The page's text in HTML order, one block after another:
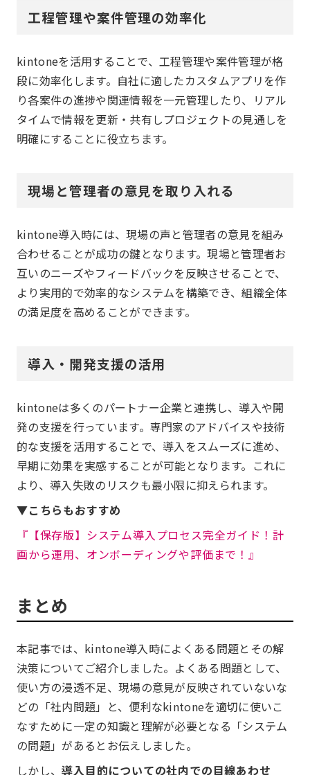
工程管理や案件管理の効率化
kintoneを活用することで、工程管理や案件管理が格
段に効率化します。自社に適したカスタムアプリを作
り各案件の進捗や関連情報を一元管理したり、リアル
タイムで情報を更新・共有しプロジェクトの見通しを
明確にすることに役立ちます。
現場と管理者の意見を取り入れる
kintone導入時には、現場の声と管理者の意見を組み
合わせることが成功の鍵となります。現場と管理者お
互いのニーズやフィードバックを反映させることで、
より実用的で効率的なシステムを構築でき、組織全体
の満足度を高めることができます。
導入・開発支援の活用
kintoneは多くのパートナー企業と連携し、導入や開
発の支援を行っています。専門家のアドバイスや技術
的な支援を活用することで、導入をスムーズに進め、
早期に効果を実感することが可能となります。これに
より、導入失敗のリスクも最小限に抑えられます。
▼こちらもおすすめ
『【保存版】システム導入プロセス完全ガイド！計
画から運用、オンボーディングや評価まで！』
まとめ
本記事では、kintone導入時によくある問題とその解
決策についてご紹介しました。よくある問題として、
使い方の浸透不足、現場の意見が反映されていないな
どの「社内問題」と、便利なkintoneを適切に使いこ
なすために一定の知識と理解が必要となる「システム
の問題」があるとお伝えしました。
しかし、導入目的についての社内での目線あわせ